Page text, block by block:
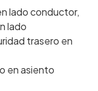
lado conductor,
lado
trasero en
en asiento